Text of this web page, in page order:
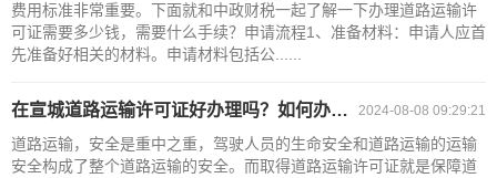
费用标准非常重要。下面就和中政财税一起了解一下办理道路运输许
可证需要多少钱，需要什么手续？申请流程1、准备材料：申请人应首
先准备好相关的材料。申请材料包括公......
2024-08-08 09:29:21
在宣城道路运输许可证好办理吗？如何办理？
道路运输，安全是重中之重，驾驶人员的生命安全和道路运输的运输
安全构成了整个道路运输的安全。而取得道路运输许可证就是保障道